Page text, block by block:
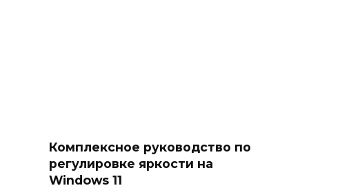
Комплексное руководство по
регулировке яркости на
Windows 11